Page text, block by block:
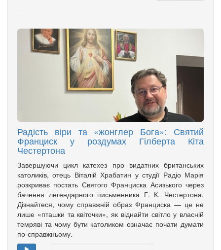
Радість віри та «жонглер Бога»: Святий
Франциск у роздумах Гілберта Кіта
Честертона
Завершуючи цикл катехез про видатних британських
католиків, отець Віталій Храбатин у студії Радіо Марія
розкриває постать Святого Франциска Асизького через
бачення легендарного письменника Г. К. Честертона.
Дізнайтеся, чому справжній образ Франциска — це не
лише «пташки та квіточки», як віднайти світло у власній
темряві та чому бути католиком означає почати думати
по-справжньому.